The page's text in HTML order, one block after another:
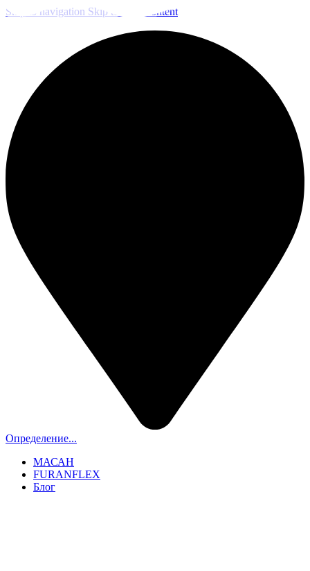
Skip to navigation Skip to main content
Определение...
МАСАН
FURANFLEX
Блог